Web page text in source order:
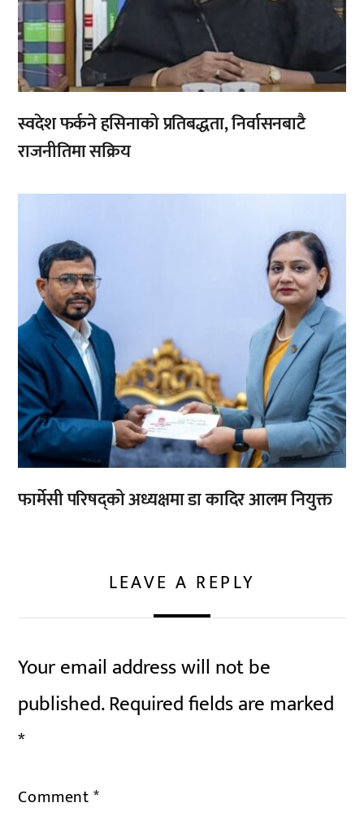
स्वदेश फर्कने हसिनाको प्रतिबद्धता, निर्वासनबाटै
राजनीतिमा सक्रिय
,
फार्मेसी परिषद्को अध्यक्षमा डा कादिर आलम नियुक्त
LEAVE A REPLY
Your email address will not be
published.Required fields are marked
*
Comment*